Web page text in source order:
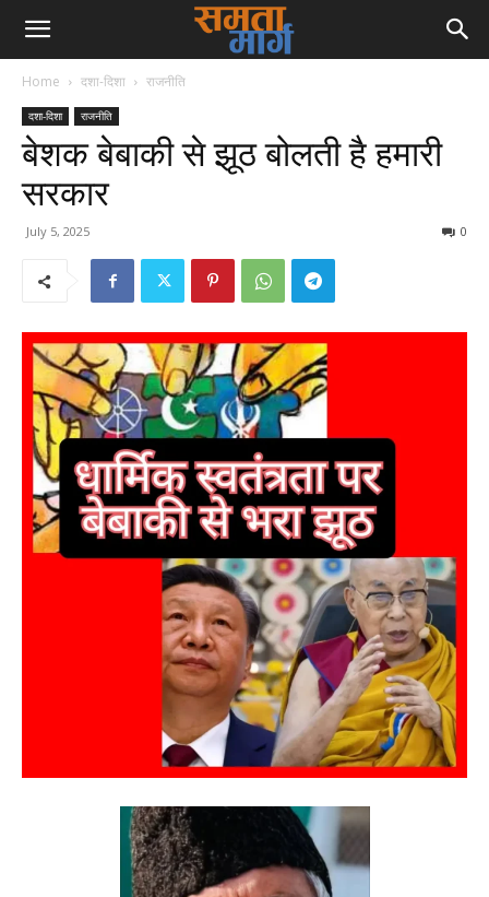
Home दशा-दिशा राजनीति
दशा-दिशा राजनीति
बेशक बेबाकी से झूठ बोलती है हमारी
सरकार
July 5, 2025 0